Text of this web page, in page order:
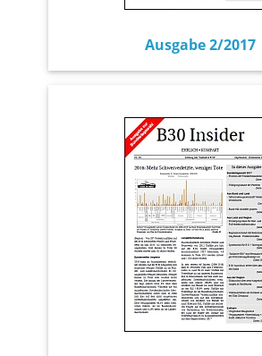
Ausgabe 2/2017